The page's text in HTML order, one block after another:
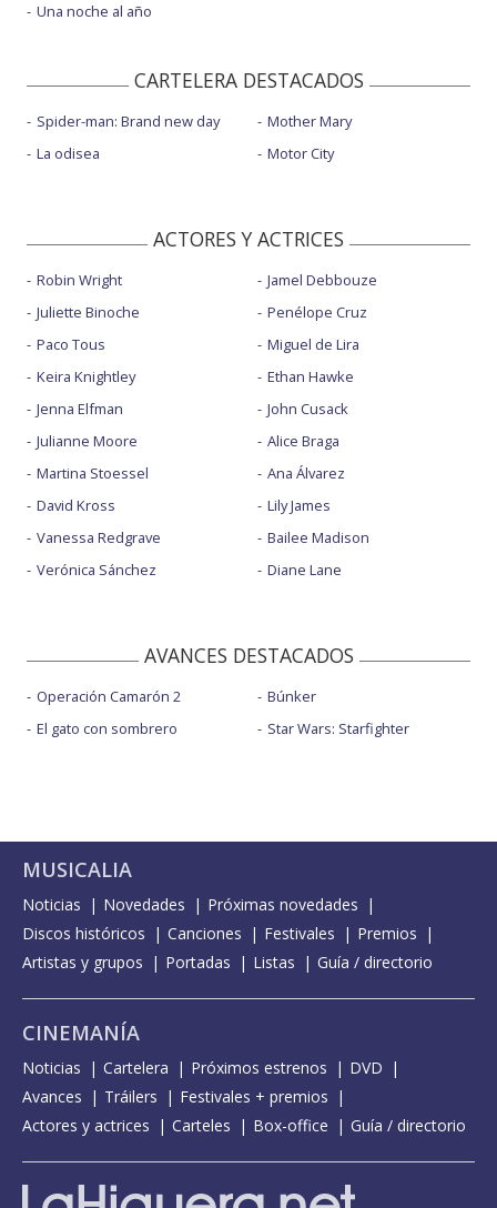
Una noche al año
CARTELERA DESTACADOS
Spider-man: Brand new day
La odisea
Mother Mary
Motor City
ACTORES Y ACTRICES
Robin Wright
Juliette Binoche
Paco Tous
Keira Knightley
Jenna Elfman
Julianne Moore
Martina Stoessel
David Kross
Vanessa Redgrave
Verónica Sánchez
Jamel Debbouze
Penélope Cruz
Miguel de Lira
Ethan Hawke
John Cusack
Alice Braga
Ana Álvarez
Lily James
Bailee Madison
Diane Lane
AVANCES DESTACADOS
Operación Camarón 2
El gato con sombrero
Búnker
Star Wars: Starfighter
MUSICALIA
Noticias Novedades
Próximas novedades
Discos históricos
Canciones Festivales
Premios
Artistas y grupos
Portadas Listas Guía / directorio
CINEMANÍA
Noticias Cartelera Próximos estrenos
DVD
Avances
Tráilers
Festivales + premios
Actores y actrices
Carteles Box-office Guía / directorio